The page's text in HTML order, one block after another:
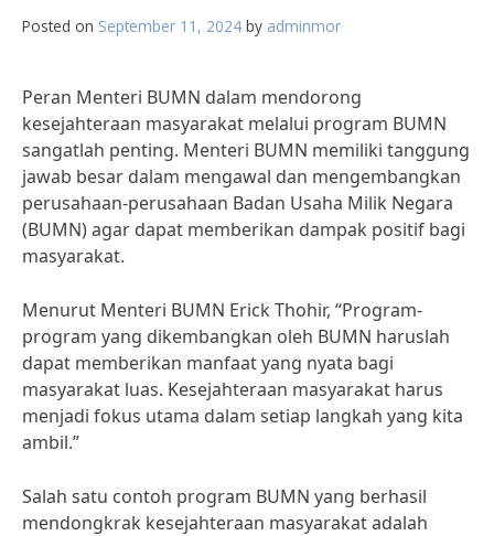
Posted on September 11, 2024 by adminmor
Peran Menteri BUMN dalam mendorong
kesejahteraan masyarakat melalui program BUMN
sangatlah penting. Menteri BUMN memiliki tanggung
jawab besar dalam mengawal dan mengembangkan
perusahaan-perusahaan Badan Usaha Milik Negara
(BUMN) agar dapat memberikan dampak positif bagi
masyarakat.
Menurut Menteri BUMN Erick Thohir, “Program-
program yang dikembangkan oleh BUMN haruslah
dapat memberikan manfaat yang nyata bagi
masyarakat luas. Kesejahteraan masyarakat harus
menjadi fokus utama dalam setiap langkah yang kita
ambil.”
Salah satu contoh program BUMN yang berhasil
mendongkrak kesejahteraan masyarakat adalah